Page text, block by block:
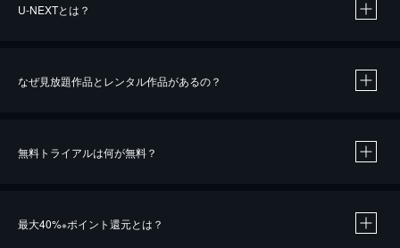
U-NEXTとは？
なぜ見放題作品とレンタル作品があるの？
無料トライアルは何が無料？
最大40%※ポイント還元とは？